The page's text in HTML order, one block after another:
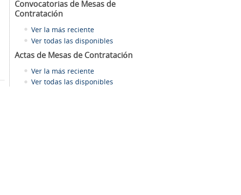
Convocatorias de Mesas de
Contratación
Ver la más reciente
Ver todas las disponibles
Actas de Mesas de Contratación
Ver la más reciente
Ver todas las disponibles